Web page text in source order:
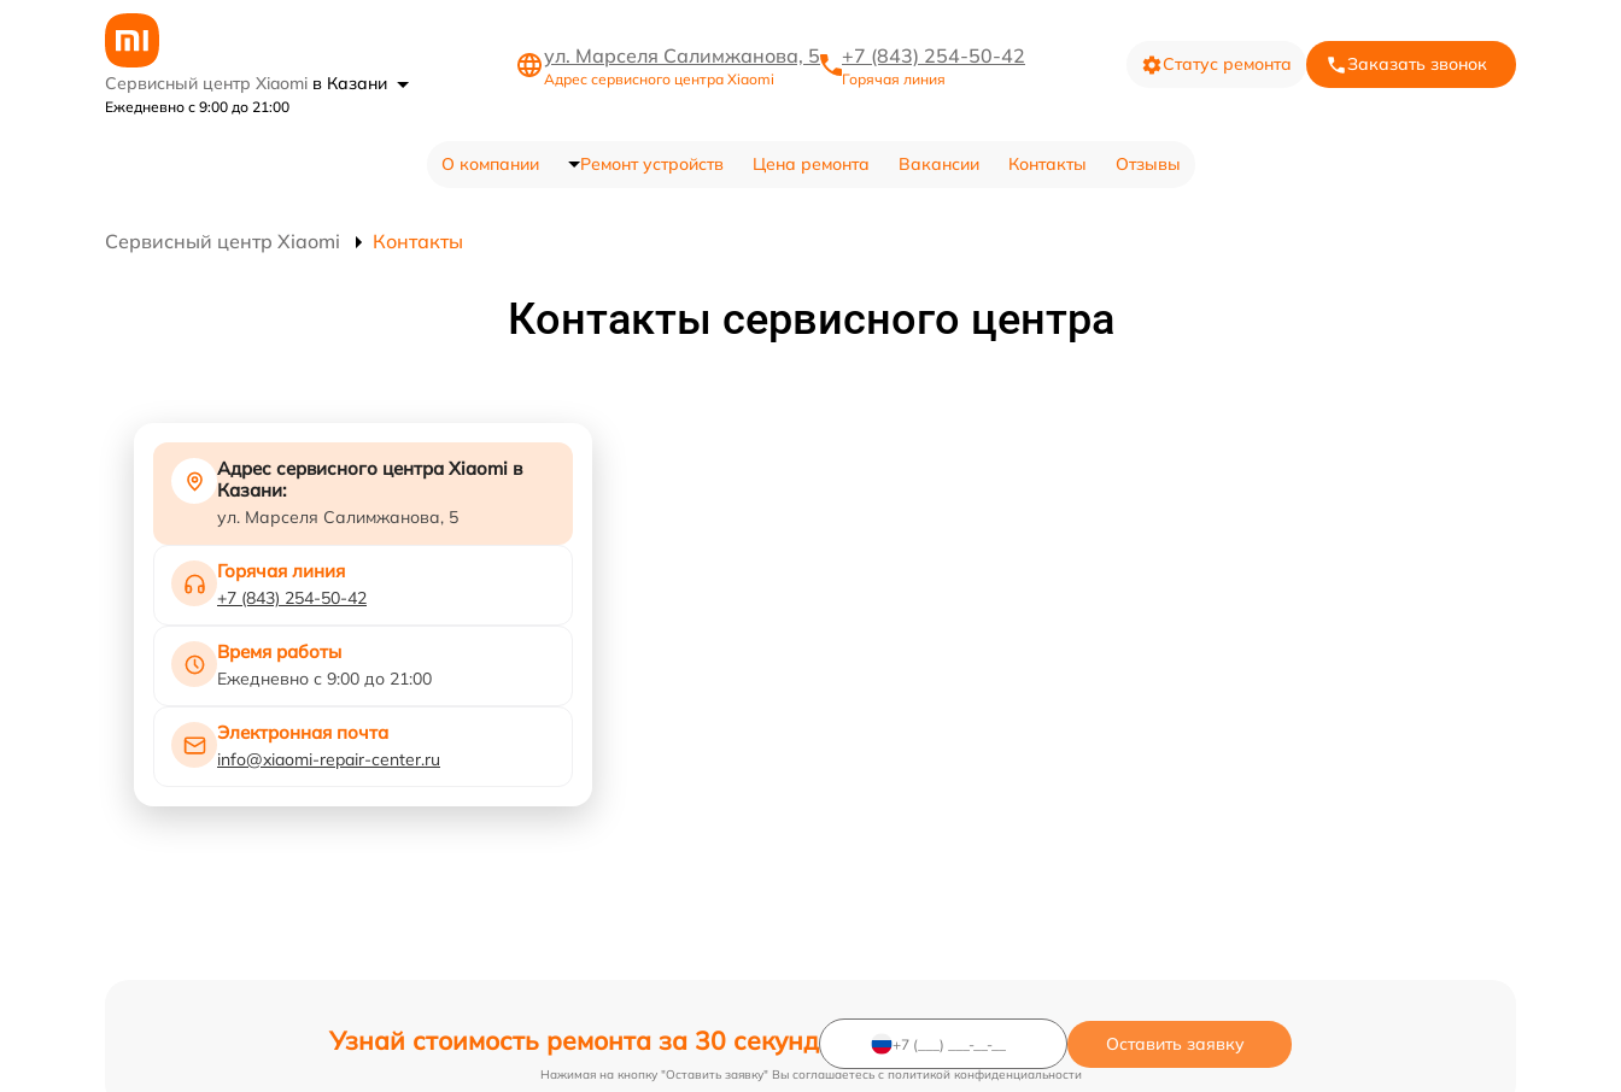
Сервисный центр Xiaomi в Казани
Ежедневно с 9:00 до 21:00
ул. Марселя Салимжанова, 5
Адрес сервисного центра Xiaomi
+7 (843) 254-50-42
Горячая линия
Статус ремонта Заказать звонок
О компании Ремонт устройств Цена ремонта Вакансии Контакты Отзывы
Сервисный центр Xiaomi Контакты
Контакты сервисного центра
Адрес сервисного центра Xiaomi в
Казани:
ул. Марселя Салимжанова, 5
Горячая линия
+7 (843) 254-50-42
Время работы
Ежедневно с 9:00 до 21:00
Электронная почта
info@xiaomi-repair-center.ru
Узнай стоимость ремонта за 30 секунд Оставить заявку
Нажимая на кнопку "Оставить заявку" Вы соглашаетесь cполитикой конфиденциальности